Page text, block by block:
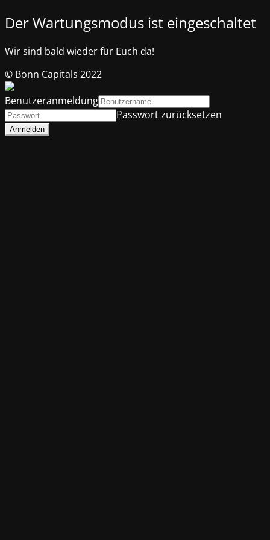
Der Wartungsmodus ist eingeschaltet
Wir sind bald wieder für Euch da!
© Bonn Capitals 2022
Benutzeranmeldung
Passwort zurücksetzen